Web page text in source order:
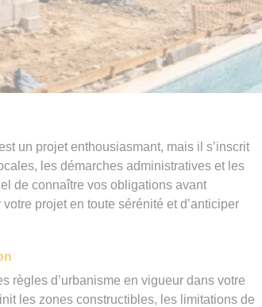
un projet enthousiasmant, mais il s’inscrit
les démarches administratives et les
de connaître vos obligations avant
projet en toute sérénité et d’anticiper
règles d’urbanisme en vigueur dans votre
les zones constructibles, les limitations de